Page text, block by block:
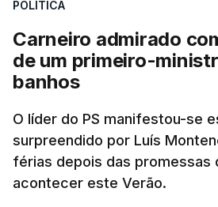
POLÍTICA
Carneiro admirado
de um primeiro-
banhos
O líder do PS manifestou-se
surpreendido por Luís
férias depois das promessas
acontecer este Verão.